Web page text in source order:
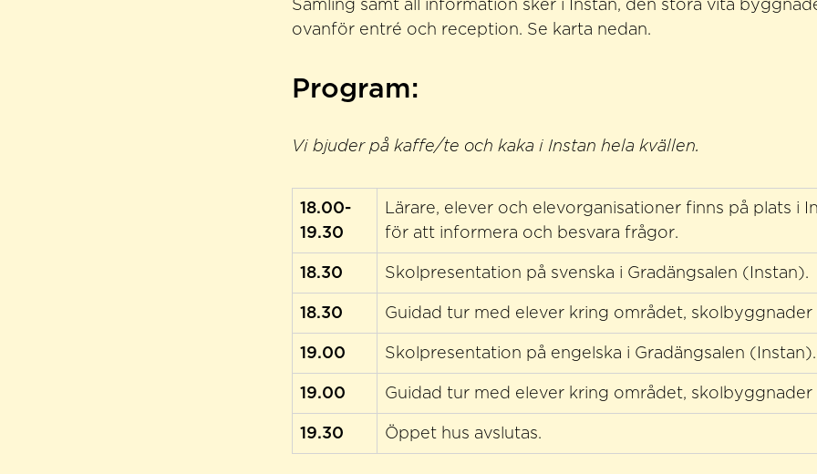
Samling samt all information sker i Instan, den stora vita
ovanför entré och reception. Se karta nedan.
Program:
Vi bjuder på kaffe/te och kaka i Instan hela kvällen.
18.00-
19.30
Lärare, elever och elevorganisationer finns på plats i
för att informera och besvara frågor.
18.30 Skolpresentation på svenska i Gradängsalen (Instan).
18.30 Guidad tur med elever kring området, skolbyggnader
19.00 Skolpresentation på engelska i Gradängsalen (Instan).
19.00 Guidad tur med elever kring området, skolbyggnader
19.30 Öppet hus avslutas.